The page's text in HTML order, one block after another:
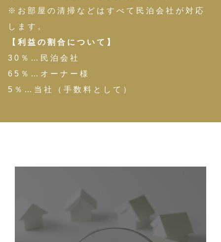
※お部屋の清掃などはすべて民泊会社が対応
します。
【利益の割合について】
30％…民泊会社
65％…オーナー様
5％…当社（手数料として）